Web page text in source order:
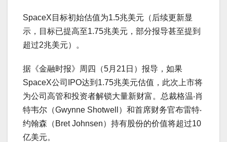
SpaceX目标初始估值为1.5兆美元（后续更新显
示，目标已提高至1.75兆美元，部分报导甚至提到
超过2兆美元）。
据《金融时报》周四（5月21日）报导，如果
SpaceX公司IPO达到1.75兆美元估值，此次上市将
为公司高管和投资者解锁大量新财富。总裁格温‧肖
特韦尔（Gwynne Shotwell）和首席财务官布雷特‧
约翰森（Bret Johnsen）持有股份的价值将超过10
亿美元。